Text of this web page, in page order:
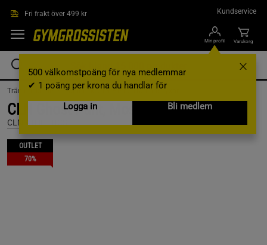
Fri frakt över 499 kr Kundservice
Min profil
500 välkomstpoäng för nya medlemmar
✔ 1 poäng per krona du handlar för
Logga in
Bli medlem
Varukorg
Träningskläder / Träningskläder Herr /Träningsbyxor
CLN Ghost Pant, Moss Green, S
CLN ATHLETICS
OUTLET
70%